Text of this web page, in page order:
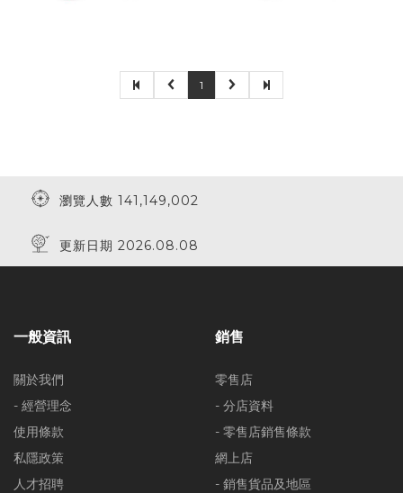
1
瀏覽人數 141,149,002
更新日期 2026.08.08
一般資訊
關於我們
- 經營理念
使用條款
私隱政策
人才招聘
銷售
零售店
- 分店資料
- 零售店銷售條款
網上店
- 銷售貨品及地區